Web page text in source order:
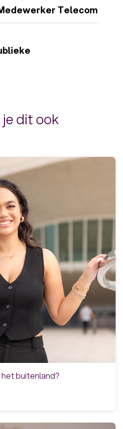
Telecom
dit ook
het buitenland?